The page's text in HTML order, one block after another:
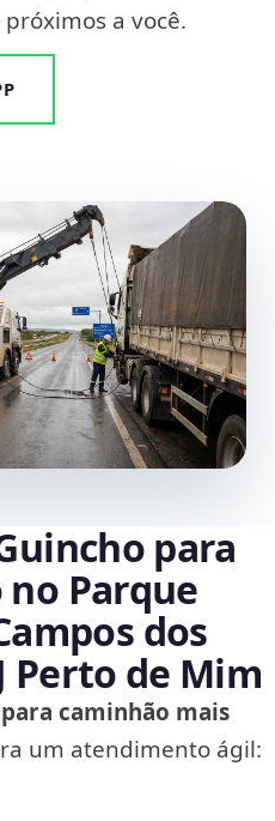
a você.
para
Parque
dos
Perto de Mim
caminhão mais
um atendimento ágil: